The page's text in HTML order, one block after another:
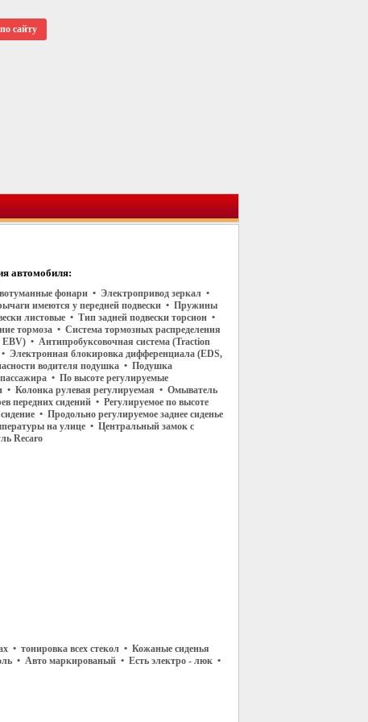
сайту
автомобиля:
фонари • Электропривод зеркал •
имеются у передней подвески • Пружины
листовые • Тип задней подвески торсион •
тормоза • Система тормозных распределения
• Антипробуксовочная система (Traction
Электронная блокировка дифференциала (EDS,
водителя подушка • Подушка
пассажира • По высоте регулируемые
• Колонка рулевая регулируемая • Омыватель
передних сидений • Регулируемое по высоте
• Продольно регулируемое заднее сиденье
на улице • Центральный замок с
Recaro
• тонировка всех стекол • Кожаные сиденья
• Авто маркированый • Есть электро - люк •